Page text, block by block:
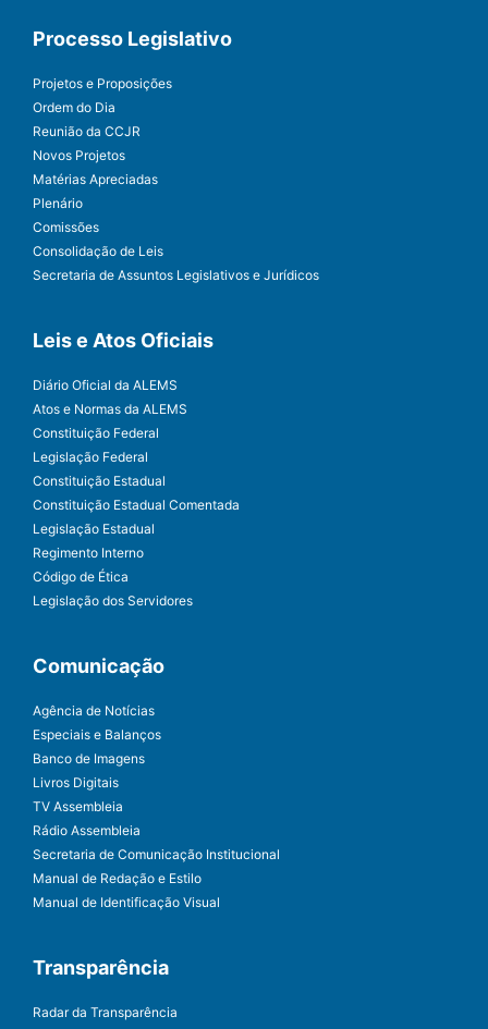
Processo Legislativo
Projetos e Proposições
Ordem do Dia
Reunião da CCJR
Novos Projetos
Matérias Apreciadas
Plenário
Comissões
Consolidação de Leis
Secretaria de Assuntos Legislativos e Jurídicos
Leis e Atos Oficiais
Diário Oficial da ALEMS
Atos e Normas da ALEMS
Constituição Federal
Legislação Federal
Constituição Estadual
Constituição Estadual Comentada
Legislação Estadual
Regimento Interno
Código de Ética
Legislação dos Servidores
Comunicação
Agência de Notícias
Especiais e Balanços
Banco de Imagens
Livros Digitais
TV Assembleia
Rádio Assembleia
Secretaria de Comunicação Institucional
Manual de Redação e Estilo
Manual de Identificação Visual
Transparência
Radar da Transparência